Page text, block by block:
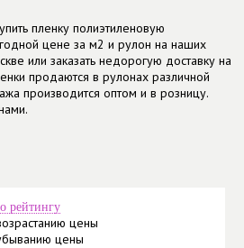
пленку полиэтиленовую
цене за м2 и рулон на наших
или заказать недорогую доставку на
продаются в рулонах различной
производится оптом и в розницу.
рейтингу
цены
цены